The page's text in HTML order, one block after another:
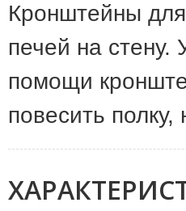
Кронштейны
печей на стену.
помощи
повесить